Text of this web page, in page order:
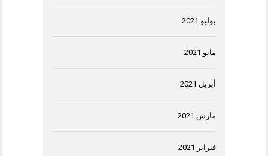
يوليو 2021
مايو 2021
أبريل 2021
مارس 2021
فبراير 2021